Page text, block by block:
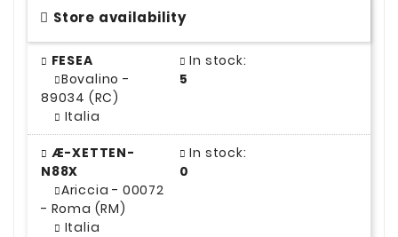
Store availability
FESEA
Bovalino -
89034 (RC)
Italia
In stock:
5
Æ-XETTEN-
N88X
Ariccia - 00072
- Roma (RM)
Italia
In stock:
0